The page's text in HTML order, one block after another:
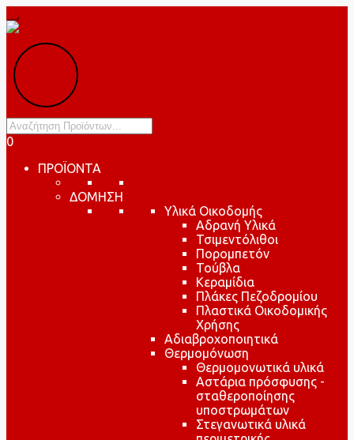
Products
search
0
ΠΡΟΪΟΝΤΑ
ΔΟΜΗΣΗ
Υλικά Οικοδομής
Αδρανή Υλικά
Τσιμεντόλιθοι
Πορομπετόν
Τούβλα
Κεραμίδια
Πλάκες Πεζοδρομίου
Πλαστικά Οικοδομικής
Χρήσης
Αδιαβροχοποιητικά
Θερμομόνωση
Θερμομονωτικά υλικά
Αστάρια πρόσφυσης -
σταθεροποίησης
υποστρωμάτων
Στεγανωτικά υλικά